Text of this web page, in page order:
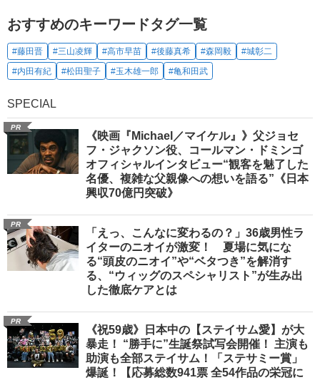
おすすめのキーワードタグ一覧
#藤田晋 #三山凌輝 #高市早苗 #後藤真希 #森岡毅
#城彰二
#内田有紀
#松田聖子 #玉木雄一郎 #亀和田武
SPECIAL
PR
《映画『Michael／マイケル』》父ジョセ
フ・ジャクソン役、コールマン・ドミンゴ
オフィシャルインタビュー“観客を魅了した
名優、複雑な父親像への想いを語る”《日本
興収70億円突破》
PR
「えっ、こんなに変わるの？」36歳男性ラ
イターのニオイが激変！ 夏場に気にな
る“頭皮のニオイ”や“ベタつき”を解消す
る、“ウィッグのスペシャリスト”が生み出
した徹底ケアとは
PR
《祝59歳》日本中の【ステイサム愛】が大
暴走！ “勝手に”生誕祭試写会開催！ 主演も
助演も全部ステイサム！「ステサミー賞」
爆誕！【応募総数941票 全54作品の栄冠に